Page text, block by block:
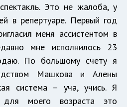
Это не жалоба, у
в репертуаре. Первый год
меня ассистентом в
мне исполнилось 23
По большому счету я
Машкова и Алены
система – уча, учись. Я
для моего возраста это